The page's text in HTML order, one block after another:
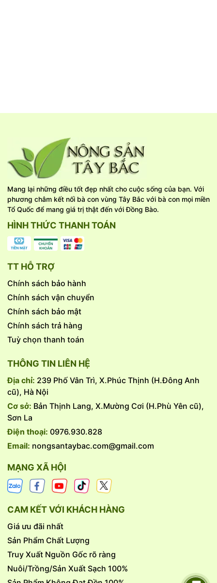
Mang lại những điều tốt đẹp nhất cho cuộc sống của bạn. Với
phương châm kết nối bà con vùng Tây Bắc với bà con mọi miền
Tổ Quốc để mang giá trị thật đến với Đồng Bào.
HÌNH THỨC THANH TOÁN
TT HỖ TRỢ
Chính sách bảo hành
Chính sách vận chuyển
Chính sách bảo mật
Chính sách trả hàng
Tuỳ chọn thanh toán
THÔNG TIN LIÊN HỆ
Địa chỉ: 239 Phố Vân Trì, X.Phúc Thịnh (H.Đông Anh
cũ), Hà Nội
Cơ sở: Bản Thịnh Lang, X.Mường Cơi (H.Phù Yên cũ),
Sơn La
Điện thoại: 0976.930.828
Email: nongsantaybac.com@gmail.com
MẠNG XÃ HỘI
CAM KẾT VỚI KHÁCH HÀNG
Giá ưu đãi nhất
Sản Phẩm Chất Lượng
Truy Xuất Nguồn Gốc rõ ràng
Nuôi/Trồng/Sản Xuất Sạch 100%